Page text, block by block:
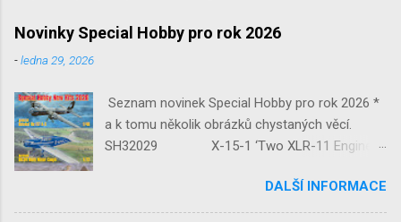
Novinky Special Hobby pro rok 2026
-ledna 29, 2026
Seznam novinek Special Hobby pro rok 2026 *
a k tomu několik obrázků chystaných věcí.
SH32029 X-15-1 ‘Two XLR-11 Engines’
‘Guardians of Sion’ 1/32 SH32092
JB-2 Loon ‘US Version of V-1 Missile’
DALŠÍ INFORMACE